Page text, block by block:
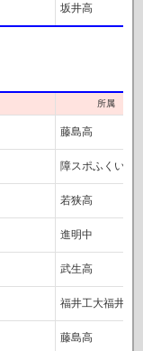
坂井高
所属
藤島高
障スポふくい
若狭高
進明中
武生高
福井工大福井高
藤島高